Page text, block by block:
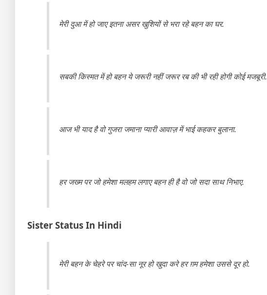
मेरी दुआ में हो जाए इतना असर खुशियों से भरा रहे बहन का घर.
सबकी किस्मत में हो बहन ये जरूरी नहीं जरूर रब की भी रही होगी कोई मजबूरी.
आज भी याद है वो गुजरा जमाना प्यारी आवाज़ में भाई कहकर बुलाना.
हर जख्म पर जो हमेशा मलहम लगाए बहन ही है वो जो सदा साथ निभाए.
Sister Status In Hindi
मेरी बहन के चेहरे पर चांद-सा नूर हो खुदा करे हर ग़म हमेशा उससे दूर हो.